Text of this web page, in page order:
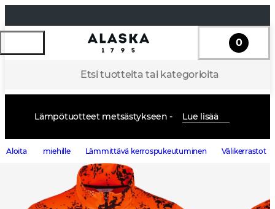
Etsi tuotteita tai kategorioita
0
Lämpötuotteet metsästykseen - Lue lisää
Aloita miehille Lämmittävä kerrospukeutuminen Välikerrastot